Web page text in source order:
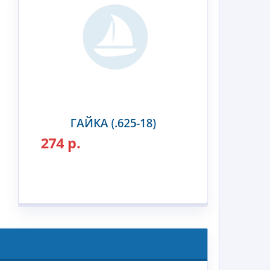
ГАЙКА (.625-18)
274 р.